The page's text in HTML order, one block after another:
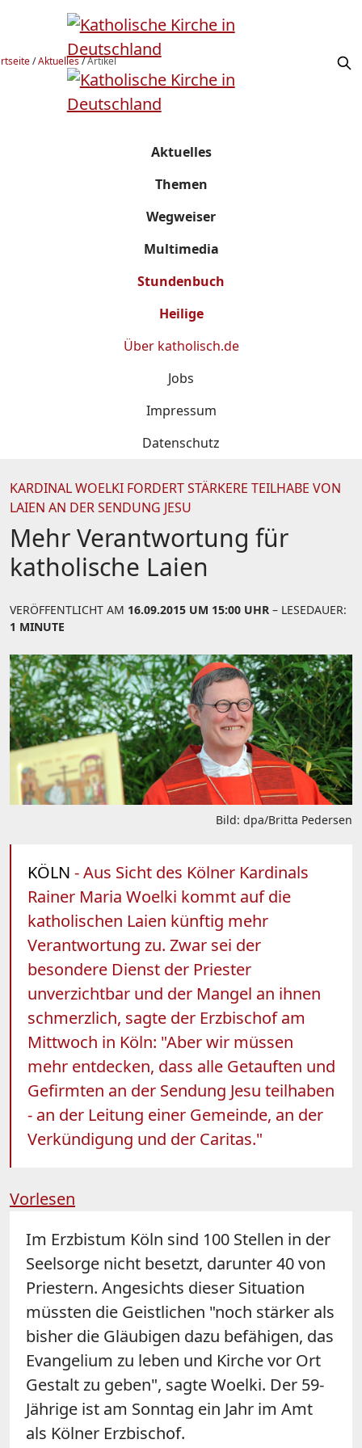
/Aktuelles/Artikel
Aktuelles
Themen
Wegweiser
Multimedia
Stundenbuch
Heilige
Über katholisch.de
Jobs
Impressum
Datenschutz
KARDINAL WOELKI FORDERT STÄRKERE TEILHABE VON
LAIEN AN DER SENDUNG JESU
Mehr Verantwortung für
katholische Laien
VERÖFFENTLICHT AM 16.09.2015 UM 15:00 UHR – LESEDAUER:
1 MINUTE
Bild: dpa/Britta Pedersen
KÖLN - Aus Sicht des Kölner Kardinals
Rainer Maria Woelki kommt auf die
katholischen Laien künftig mehr
Verantwortung zu. Zwar sei der
besondere Dienst der Priester
unverzichtbar und der Mangel an ihnen
schmerzlich, sagte der Erzbischof am
Mittwoch in Köln: "Aber wir müssen
mehr entdecken, dass alle Getauften und
Gefirmten an der Sendung Jesu teilhaben
- an der Leitung einer Gemeinde, an der
Verkündigung und der Caritas."
Vorlesen
Im Erzbistum Köln sind 100 Stellen in der
Seelsorge nicht besetzt, darunter 40 von
Priestern. Angesichts dieser Situation
müssten die Geistlichen "noch stärker als
bisher die Gläubigen dazu befähigen, das
Evangelium zu leben und Kirche vor Ort
Gestalt zu geben", sagte Woelki. Der 59-
Jährige ist am Sonntag ein Jahr im Amt
als Kölner Erzbischof.